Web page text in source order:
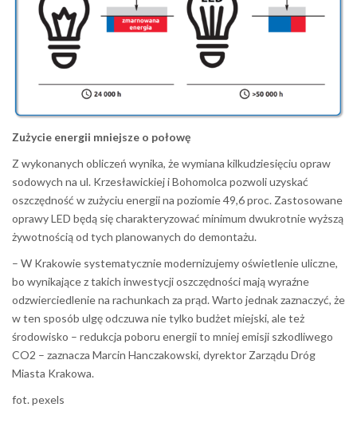
Zużycie energii mniejsze o połowę
Z wykonanych obliczeń wynika, że wymiana kilkudziesięciu opraw
sodowych na ul. Krzesławickiej i Bohomolca pozwoli uzyskać
oszczędność w zużyciu energii na poziomie 49,6 proc. Zastosowane
oprawy LED będą się charakteryzować minimum dwukrotnie wyższą
żywotnością od tych planowanych do demontażu.
– W Krakowie systematycznie modernizujemy oświetlenie uliczne,
bo wynikające z takich inwestycji oszczędności mają wyraźne
odzwierciedlenie na rachunkach za prąd. Warto jednak zaznaczyć, że
w ten sposób ulgę odczuwa nie tylko budżet miejski, ale też
środowisko – redukcja poboru energii to mniej emisji szkodliwego
CO2 – zaznacza Marcin Hanczakowski, dyrektor Zarządu Dróg
Miasta Krakowa.
fot. pexels